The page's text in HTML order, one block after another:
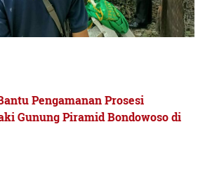
asesmen lapangan tersebut
sebagai pusat pendidikan
dan berdaya saing nasional maupun
Pengamanan Prosesi
Gunung Piramid Bondowoso di